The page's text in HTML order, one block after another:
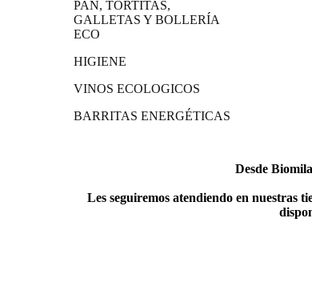
PAN, TORTITAS,
GALLETAS Y BOLLERÍA
ECO
HIGIENE
VINOS ECOLOGICOS
BARRITAS ENERGÉTICAS
Desde
Les seguiremos atendiendo en nuestras